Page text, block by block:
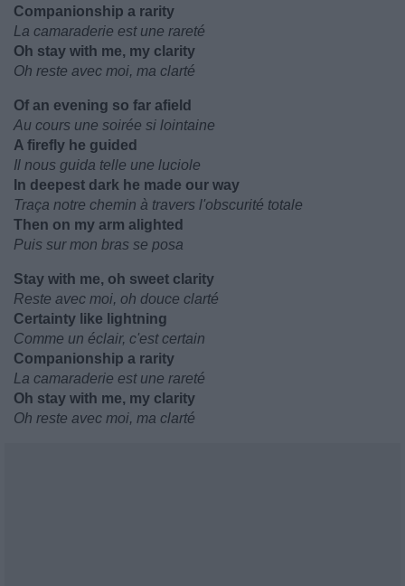
Companionship a rarity
La camaraderie est une rareté
Oh stay with me, my clarity
Oh reste avec moi, ma clarté
Of an evening so far afield
Au cours une soirée si lointaine
A firefly he guided
Il nous guida telle une luciole
In deepest dark he made our way
Traça notre chemin à travers l'obscurité totale
Then on my arm alighted
Puis sur mon bras se posa
Stay with me, oh sweet clarity
Reste avec moi, oh douce clarté
Certainty like lightning
Comme un éclair, c'est certain
Companionship a rarity
La camaraderie est une rareté
Oh stay with me, my clarity
Oh reste avec moi, ma clarté